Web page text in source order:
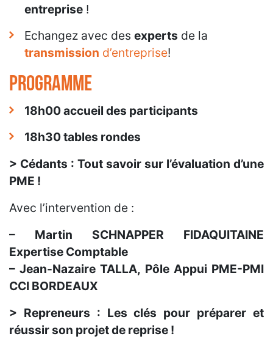
entreprise !
Echangez avec des experts de la
transmission d’entreprise!
Programme
18h00 accueil des participants
18h30 tables rondes
> Cédants : Tout savoir sur l’évaluation d’une
PME !
Avec l’intervention de :
– Martin SCHNAPPER FIDAQUITAINE
Expertise Comptable
– Jean-Nazaire TALLA, Pôle Appui PME-PMI
CCI BORDEAUX
> Repreneurs : Les clés pour préparer et
réussir son projet de reprise !